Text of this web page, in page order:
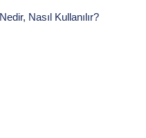
Nasıl Kullanılır?